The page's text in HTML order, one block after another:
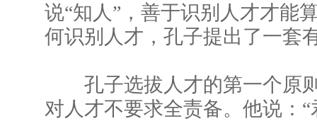
说“知人”，善于识别人才才能
何识别人才，孔子提出了一套
孔子选拔人才的第一个原则
对人才不要求全责备。他说：